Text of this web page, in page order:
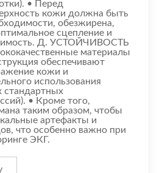
• Перед
кожи должна быть
обезжирена,
сцепление и
Д. УСТОЙЧИВОСТЬ
материалы
обеспечивают
кожи и
использования
стандартных
• Кроме того,
таким образом, чтобы
артефакты и
что особенно важно при
ЭКГ.